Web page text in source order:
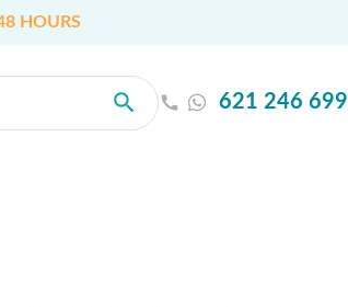
HOURS
621 246 699